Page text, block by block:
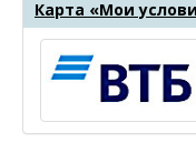
Карта «Мои